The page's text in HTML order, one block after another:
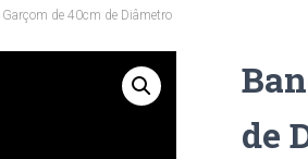
de 40cm de Diâmetro
de